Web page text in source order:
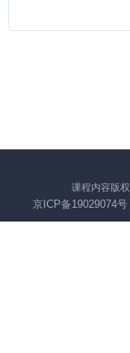
课程内容版
京ICP备19029074号